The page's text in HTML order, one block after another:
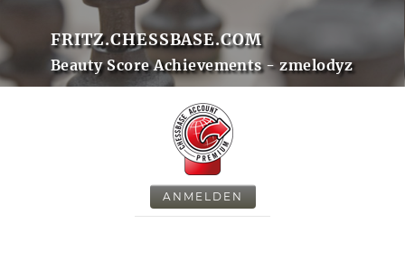
FRITZ.CHESSBASE.COM
Beauty Score Achievements - zmelodyz
ANMELDEN